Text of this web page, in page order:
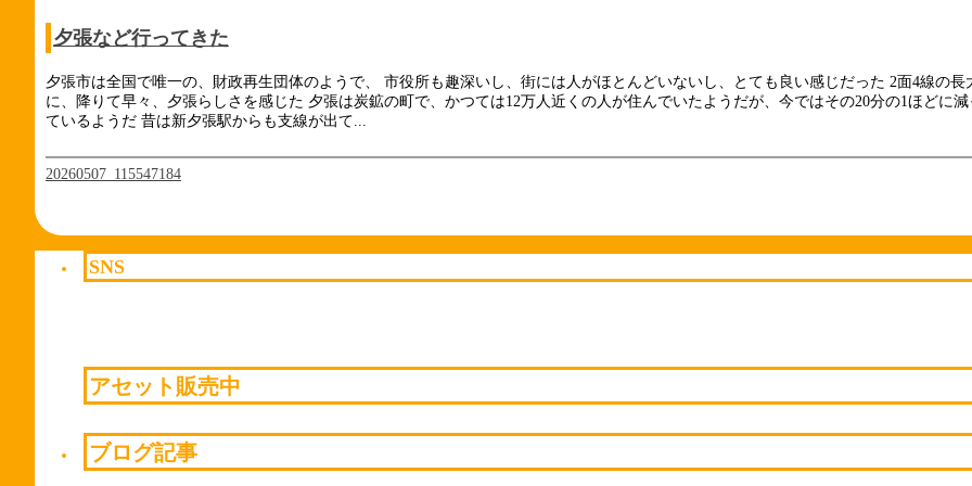
夕張など行ってきた
夕張市は全国で唯一の、財政再生団体のようで、 市役所も趣深いし、街には人がほとんどいないし、とても良い感じだった 2面4線の長
に、降りて早々、夕張らしさを感じた 夕張は炭鉱の町で、かつては12万人近くの人が住んでいたようだが、今ではその20分の1ほどに
ているようだ 昔は新夕張駅からも支線が出て...
20260507_115547184
SNS
アセット販売中
ブログ記事